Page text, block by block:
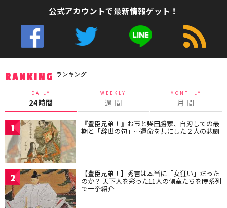
公式アカウントで最新情報ゲット！
RANKING ランキング
DAILY
24時間
WEEKLY
週 間
MONTHLY
月 間
1 『豊臣兄弟！』お市と柴田勝家、自刃しての最
期と「辞世の句」…運命を共にした２人の悲劇
2 【豊臣兄弟！】秀吉は本当に「女狂い」だった
のか？ 天下人を彩った11人の側室たちを時系列
で一挙紹介